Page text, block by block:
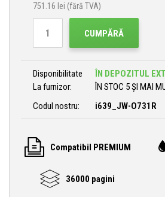
751.16 lei (fără TVA)
CUMPĂRĂ
Disponibilitate
ÎN DEPOZITUL
La furnizor:
ÎN STOC 5 ȘI MAI
Codul nostru:
i639_JW-O731R
Compatibil PREMIUM
36000 pagini